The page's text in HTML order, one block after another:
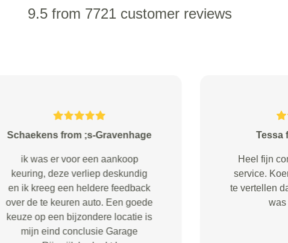
9.5 from 7721 customer reviews
N.H.Meester from Zwijndrecht
Goede service